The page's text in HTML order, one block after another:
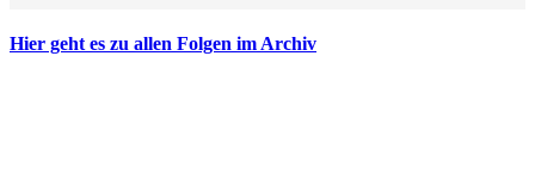
Hier geht es zu allen Folgen im Archiv